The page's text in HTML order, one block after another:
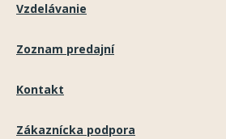
Vzdelávanie
Zoznam predajní
Kontakt
Zákaznícka podpora